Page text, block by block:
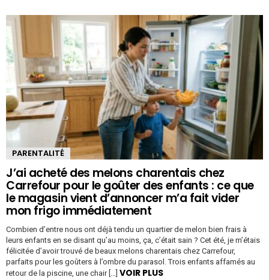
PARENTALITÉ
J’ai acheté des melons charentais chez
Carrefour pour le goûter des enfants : ce que
le magasin vient d’annoncer m’a fait vider
mon frigo immédiatement
Combien d’entre nous ont déjà tendu un quartier de melon bien frais à
leurs enfants en se disant qu’au moins, ça, c’était sain ? Cet été, je m’étais
félicitée d’avoir trouvé de beaux melons charentais chez Carrefour,
parfaits pour les goûters à l’ombre du parasol. Trois enfants affamés au
retour de la piscine, une chair […] VOIR PLUS